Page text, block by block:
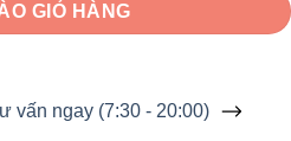
GIỎ HÀNG
vấn ngay (7:30 - 20:00)